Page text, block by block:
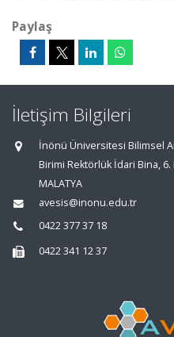
Paylaş
İletişim Bilgileri
İnönü Üniversitesi Bilimsel
Birimi Rektörlük İdari Bina, 6.
MALATYA
avesis@inonu.edu.tr
0422 377 37 18
0422 341 12 37